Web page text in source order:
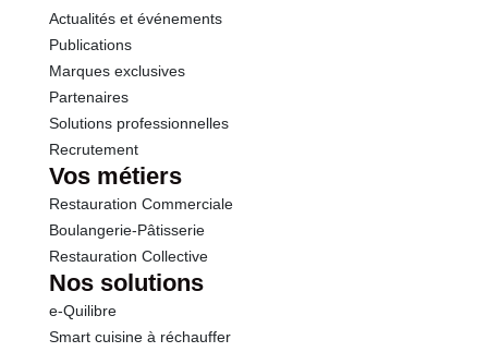
Actualités et événements
Publications
Marques exclusives
Partenaires
Solutions professionnelles
Recrutement
Vos métiers
Restauration Commerciale
Boulangerie-Pâtisserie
Restauration Collective
Nos solutions
e-Quilibre
Smart cuisine à réchauffer